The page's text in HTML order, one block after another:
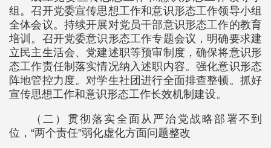
组。召开党委宣传思想工作和意识形态工作领导小组
全体会议。持续开展对党员干部意识形态工作的教育
培训。召开党委意识形态工作专题会议，明确要求建
立民主生活会、党建述职等预审制度，确保将意识形
态工作责任制落实情况纳入述职内容。强化意识形态
阵地管控力度。对学生社团进行全面排查整顿。抓好
宣传思想工作和意识形态工作长效机制建设。
（二）贯彻落实全面从严治党战略部署不到
位，“两个责任”弱化虚化方面问题整改